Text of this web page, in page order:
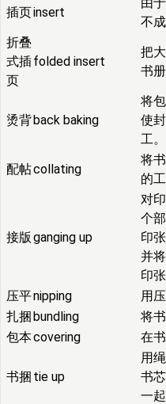
插页insert
不
折叠
式插
页
folded insert
把
书册
烫背back baking
将
使
工。
配帖collating
将
的工
接版 ganging up
对
个
印
并
印张
压平nipping
用
扎捆bundling
将
包本covering 在
书捆 tie up
用
书
一起